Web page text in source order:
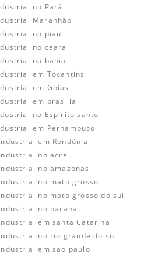
no Pará
Maranhão
no piaui
no ceara
na bahia
em Tocantins
em Goiás
em brasilia
no Espírito santo
em Pernambuco
em Rondônia
no acre
no amazonas
no mato grosso
no mato grosso do sul
no parana
em santa Catarina
no rio grande do sul
em sao paulo